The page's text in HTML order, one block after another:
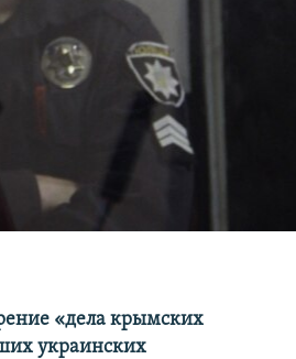
«дела крымских
украинских